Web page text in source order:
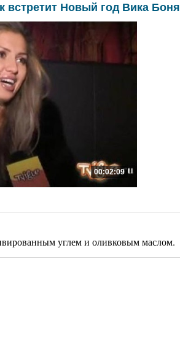
встретит Новый год Вика Боня
00:02:09
углем и оливковым маслом.